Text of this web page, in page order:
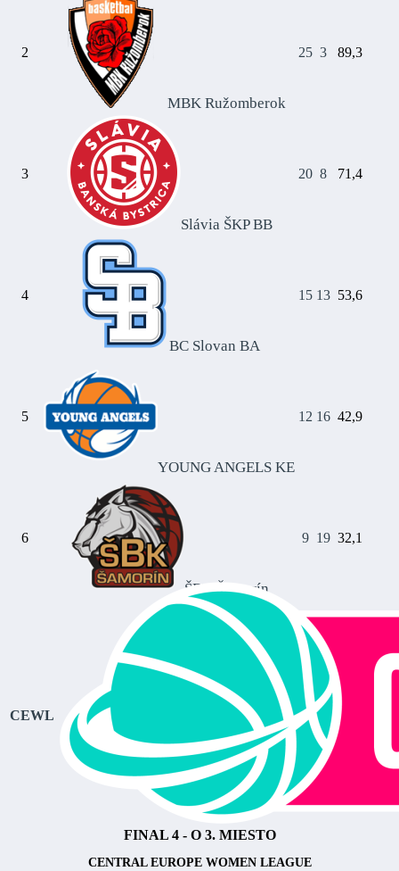
Turnovers
Field goal percentage
2
MBK Ružomberok
25 3 89,3
3
Slávia ŠKP BB
20 8 71,4
4
BC Slovan BA
15 13 53,6
5
YOUNG ANGELS KE
12 16 42,9
6
ŠBK Šamorín
9 19 32,1
CEWL
FINAL 4 - O 3. MIESTO
CENTRAL EUROPE WOMEN LEAGUE